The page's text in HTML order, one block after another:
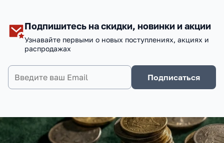
Подпишитесь на скидки, новинки и акции
Узнавайте первыми о новых поступлениях, акциях и
распродажах
Подписаться